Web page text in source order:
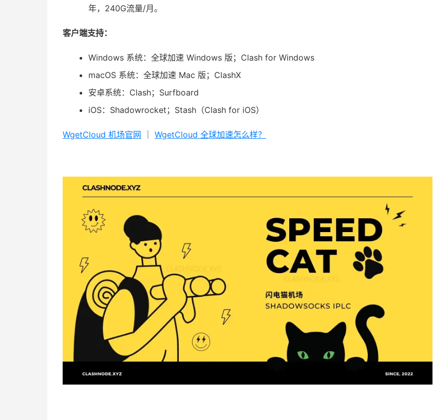
年，240G流量/月。
客户端支持：
Windows 系统：全球加速 Windows 版；Clash for Windows
macOS 系统：全球加速 Mac 版；ClashX
安卓系统：Clash；Surfboard
iOS：Shadowrocket；Stash（Clash for iOS）
WgetCloud 机场官网 WgetCloud 全球加速怎么样？